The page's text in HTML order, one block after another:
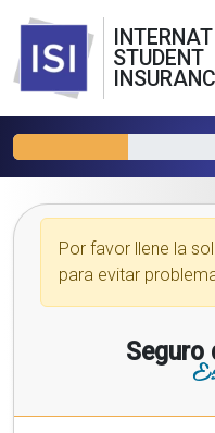
STUDENT
Por favor llene la
para evitar
Seguro